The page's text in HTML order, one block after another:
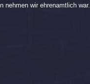
nehmen wir ehrenamtlich war.